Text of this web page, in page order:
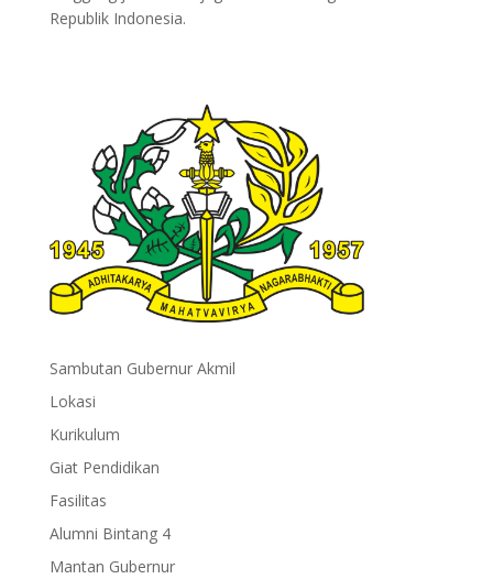
Republik Indonesia.
Sambutan Gubernur Akmil
Lokasi
Kurikulum
Giat Pendidikan
Fasilitas
Alumni Bintang 4
Mantan Gubernur